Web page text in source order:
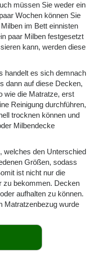
müssen Sie weder ein
Wochen können Sie
im Bett einnisten
paar Milben festgesetzt
kann, werden diese
handelt es sich demnach
dann auf diese Decken,
wie die Matratze, erst
Reinigung durchführen,
trocknen können und
Milbendecke
welches den Unterschied
Größen, sodass
ist nicht nur die
zu bekommen. Decken
aufhalten zu können.
Matratzenbezug wurde